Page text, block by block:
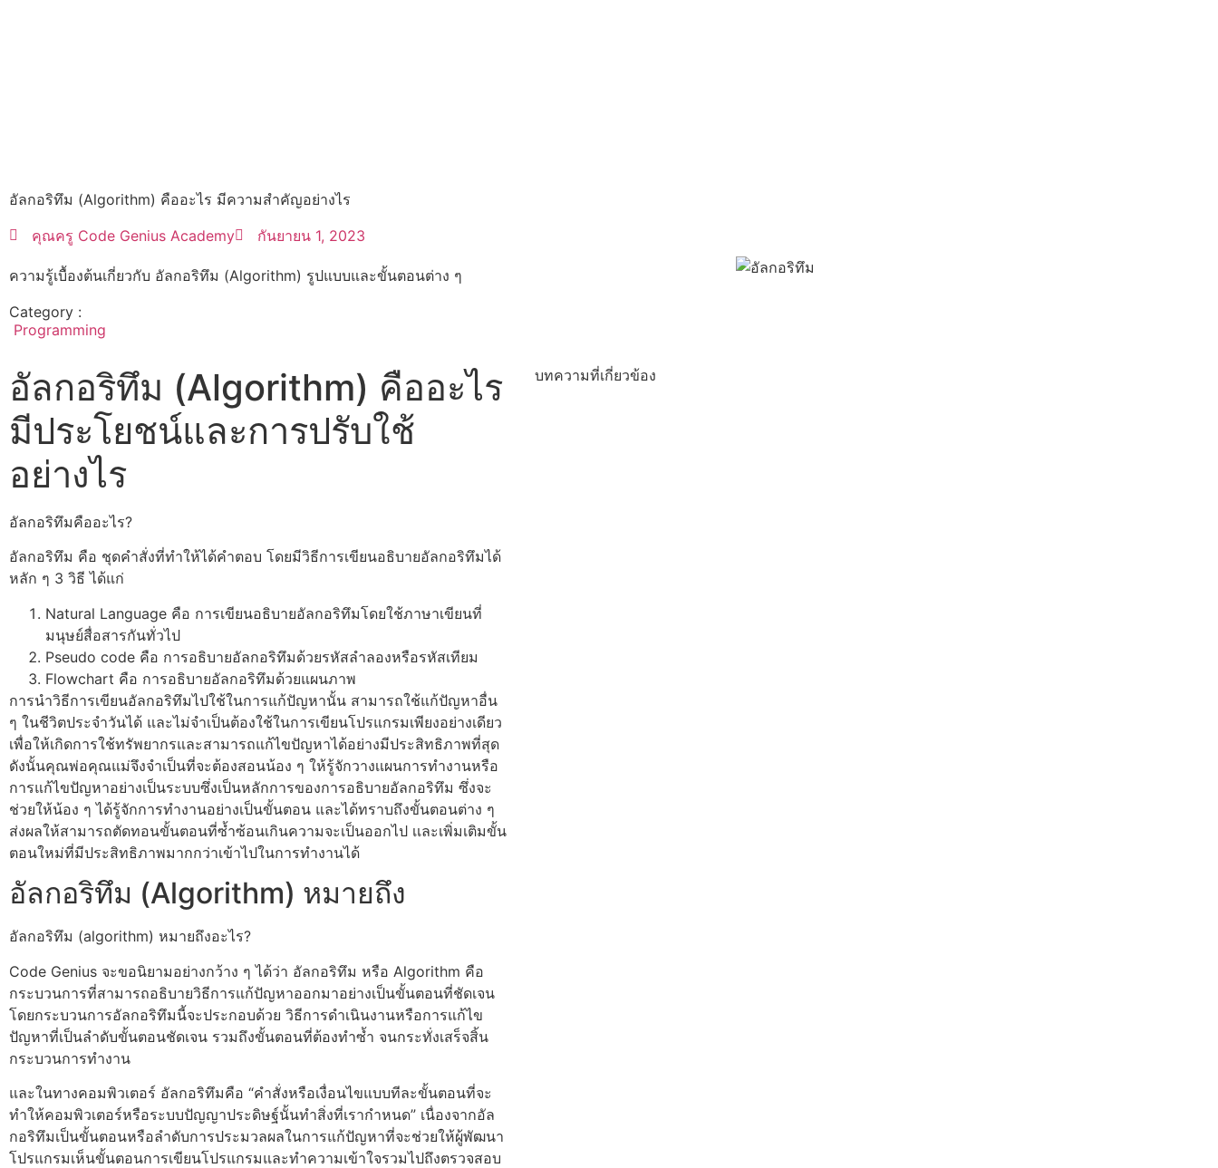
อัลกอริทึม (Algorithm) คืออะไร มีความสำคัญอย่างไร
คุณครู Code Genius Academy
กันยายน 1, 2023
ความรู้เบื้องต้นเกี่ยวกับ อัลกอริทึม (Algorithm) รูปแบบและขั้นตอนต่าง ๆ
Category :
Programming
อัลกอริทึม (Algorithm) คืออะไร
มีประโยชน์และการปรับใช้
อย่างไร
อัลกอริทึมคืออะไร?
อัลกอริทึม คือ ชุดคำสั่งที่ทำให้ได้คำตอบ โดยมีวิธีการเขียนอธิบายอัลกอริทึมได้
หลัก ๆ 3 วิธี ได้แก่
Natural Language คือ การเขียนอธิบายอัลกอริทึมโดยใช้ภาษาเขียนที่
มนุษย์สื่อสารกันทั่วไป
Pseudo code คือ การอธิบายอัลกอริทึมด้วยรหัสลำลองหรือรหัสเทียม
Flowchart คือ การอธิบายอัลกอริทึมด้วยแผนภาพ
การนำวิธีการเขียนอัลกอริทึมไปใช้ในการแก้ปัญหานั้น สามารถใช้แก้ปัญหาอื่น
ๆ ในชีวิตประจำวันได้ และไม่จำเป็นต้องใช้ในการเขียนโปรแกรมเพียงอย่างเดียว
เพื่อให้เกิดการใช้ทรัพยากรและสามารถแก้ไขปัญหาได้อย่างมีประสิทธิภาพที่สุด
ดังนั้นคุณพ่อคุณแม่จึงจำเป็นที่จะต้องสอนน้อง ๆ ให้รู้จักวางเเผนการทำงานหรือ
การแก้ไขปัญหาอย่างเป็นระบบซึ่งเป็นหลักการของการอธิบายอัลกอริทึม ซึ่งจะ
ช่วยให้น้อง ๆ ได้รู้จักการทำงานอย่างเป็นขั้นตอน และได้ทราบถึงขั้นตอนต่าง ๆ
ส่งผลให้สามารถตัดทอนขั้นตอนที่ซ้ำซ้อนเกินความจะเป็นออกไป เเละเพิ่มเติมขั้น
ตอนใหม่ที่มีประสิทธิภาพมากกว่าเข้าไปในการทำงานได้
อัลกอริทึม (Algorithm) หมายถึง
อัลกอริทึม (algorithm) หมายถึงอะไร?
Code Genius จะขอนิยามอย่างกว้าง ๆ ได้ว่า อัลกอริทึม หรือ Algorithm คือ
กระบวนการที่สามารถอธิบายวิธีการแก้ปัญหาออกมาอย่างเป็นขั้นตอนที่ชัดเจน
โดยกระบวนการอัลกอริทึมนี้จะประกอบด้วย วิธีการดำเนินงานหรือการแก้ไข
ปัญหาที่เป็นลำดับขั้นตอนชัดเจน รวมถึงขั้นตอนที่ต้องทำซ้ำ จนกระทั่งเสร็จสิ้น
กระบวนการทำงาน
และในทางคอมพิวเตอร์ อัลกอริทึมคือ “คำสั่งหรือเงื่อนไขแบบทีละขั้นตอนที่จะ
ทำให้คอมพิวเตอร์หรือระบบปัญญาประดิษฐ์นั้นทำสิ่งที่เรากำหนด” เนื่องจากอัล
กอริทึมเป็นขั้นตอนหรือลำดับการประมวลผลในการแก้ปัญหาที่จะช่วยให้ผู้พัฒนา
โปรแกรมเห็นขั้นตอนการเขียนโปรแกรมและทำความเข้าใจรวมไปถึงตรวจสอบ
บทความที่เกี่ยวข้อง